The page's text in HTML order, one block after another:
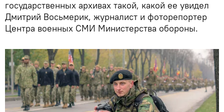
государственных архивах такой, какой ее увидел
Дмитрий Восьмерик, журналист и фоторепортер
Центра военных СМИ Министерства обороны.